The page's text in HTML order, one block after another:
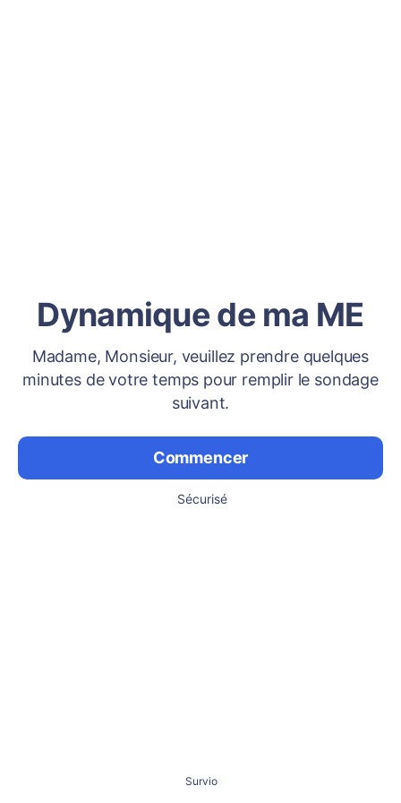
Dynamique de ma ME
Madame, Monsieur, veuillez prendre quelques
minutes de votre temps pour remplir le sondage
suivant.
Commencer
Sécurisé
Survio